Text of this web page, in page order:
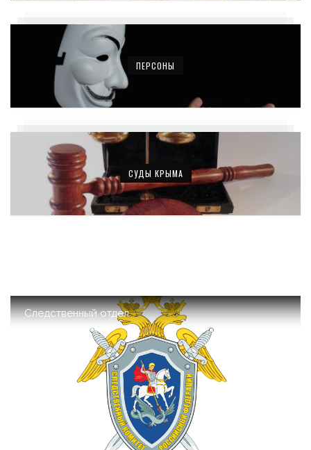
ПЕРСОНЫ
СУДЫ КРЫМА
Следственный отдел